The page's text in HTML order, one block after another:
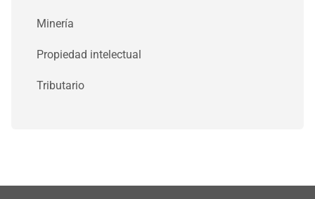
Minería
Propiedad intelectual
Tributario